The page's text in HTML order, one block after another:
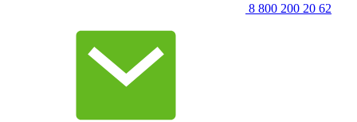
8 800 200 20 62